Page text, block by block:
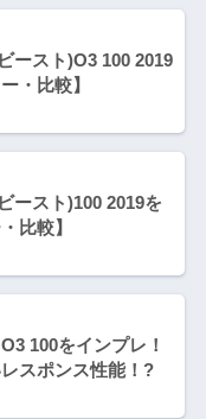
ースト)O3 100 2019
・比較】
ースト)100 2019を
比較】
100をインプレ！
スポンス性能！?